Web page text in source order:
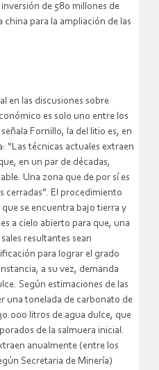
de 580 millones de
china para la ampliación de las
en las discusiones sobre
es solo uno entre los
Fornillo, la del litio es, en
“Las técnicas actuales extraen
en un par de décadas,
Una zona que de por sí es
cerradas”. El procedimiento
se encuentra bajo tierra y
a cielo abierto para que, una
resultantes sean
para lograr el grado
a su vez, demanda
Según estimaciones de las
una tonelada de carbonato de
litros de agua dulce, que
de la salmuera inicial.
anualmente (entre los
Secretaria de Minería)